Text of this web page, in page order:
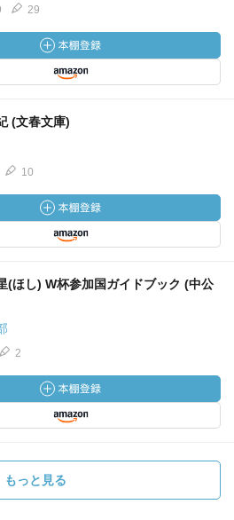
29
(文春文庫)
10
(ほし) W杯参加国ガイドブック (中公
2
もっと見る